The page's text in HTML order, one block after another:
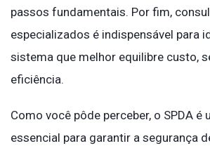
passos fundamentais. Por fim,
especializados é indispensável para
sistema que melhor equilibre custo,
eficiência.
Como você pôde perceber, o SPDA é
essencial para garantir a segurança